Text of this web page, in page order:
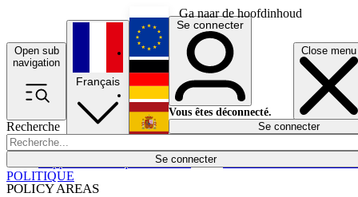
Ga naar de hoofdinhoud
Open sub
navigation
Close menu
Recherche
Se connecter
POLICY AREAS
Économie
Français
English
Deutsch
Español
Se connecter
Vous êtes déconnecté.
Se connecter
POLITIQUE